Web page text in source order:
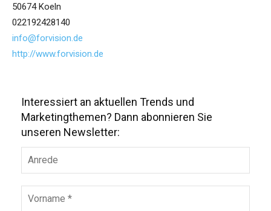
50674 Koeln
022192428140
info@forvision.de
http://www.forvision.de
Interessiert an aktuellen Trends und
Marketingthemen? Dann abonnieren Sie
unseren Newsletter: